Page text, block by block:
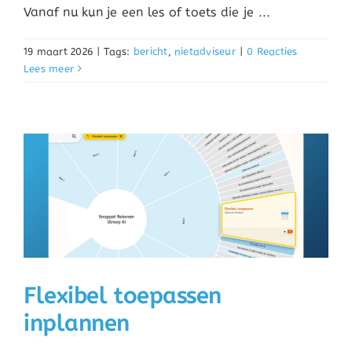
Vanaf nu kun je een les of toets die je ...
19 maart 2026 | Tags: bericht, nietadviseur | 0 Reacties
Lees meer
Flexibel toepassen
inplannen